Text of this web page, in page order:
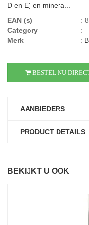
D en E) en minera...
EAN (s)
:
Category
:
Merk
:
BESTEL NU
AANBIEDERS
PRODUCT DETAILS
BEKIJKT U OOK